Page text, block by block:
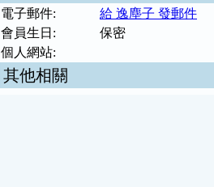
電子郵件:
給 逸塵子 發郵件
會員生日:
保密
個人網站:
其他相關